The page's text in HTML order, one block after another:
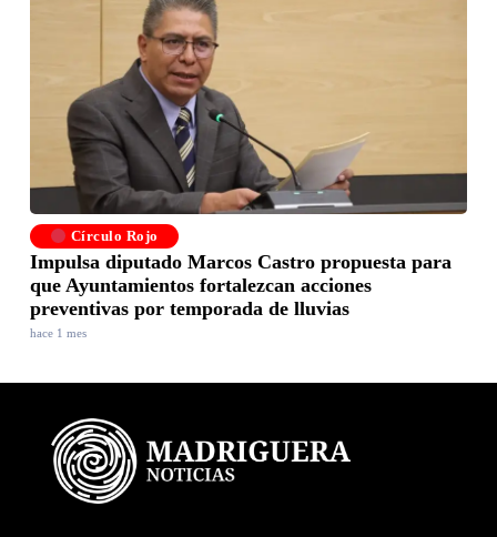
Círculo Rojo
Impulsa diputado Marcos Castro propuesta para
que Ayuntamientos fortalezcan acciones
preventivas por temporada de lluvias
hace 1 mes